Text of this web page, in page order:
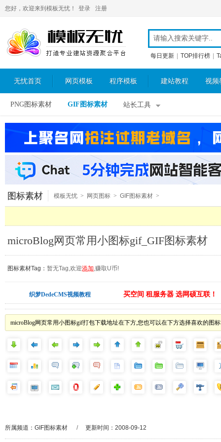
您好，欢迎来到模板无忧！ 登录 注册
每日更新 TOP排行榜
无忧首页 网页模板 程序模板 建站教程 视频
PNG图标素材 GIF图标素材 站长工具
图标素材 模板无忧 > 网页图标 > GIF图标素材 >
microBlog网页常用小图标gif_GIF图标素材
图标素材Tag： 暂无Tag,欢迎添加,赚取U币!
织梦DedeCMS视频教程 买空间 租服务器 选网硕互联！
microBlog网页常用小图标gif打包下载地址在下方,您也可以在下方选择喜欢的图
所属频道： GIF图标素材 / 更新时间：2008-09-12